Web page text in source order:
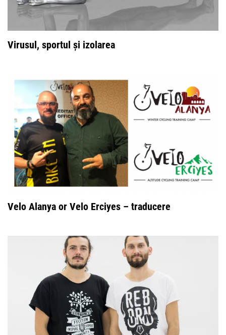
Virusul, sportul și izolarea
Velo Alanya or Velo Erciyes – traducere